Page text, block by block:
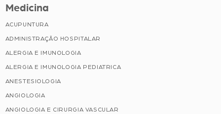
Medicina
ACUPUNTURA
ADMINISTRAÇÃO HOSPITALAR
ALERGIA E IMUNOLOGIA
ALERGIA E IMUNOLOGIA PEDIATRICA
ANESTESIOLOGIA
ANGIOLOGIA
ANGIOLOGIA E CIRURGIA VASCULAR